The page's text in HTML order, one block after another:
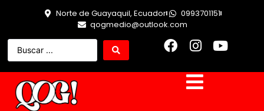
Norte de Guayaquil, Ecuador
0993701151
qogmedio@outlook.com